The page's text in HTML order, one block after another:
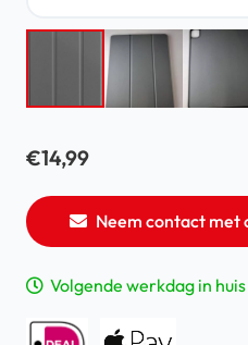
€14,99
Neem contact met
Volgende werkdag in huis